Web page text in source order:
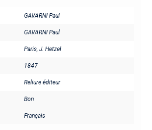
GAVARNI Paul
GAVARNI Paul
Paris, J. Hetzel
1847
Reliure éditeur
Bon
Français